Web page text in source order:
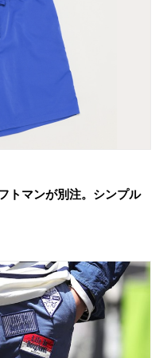
トマンが別注。シンプル